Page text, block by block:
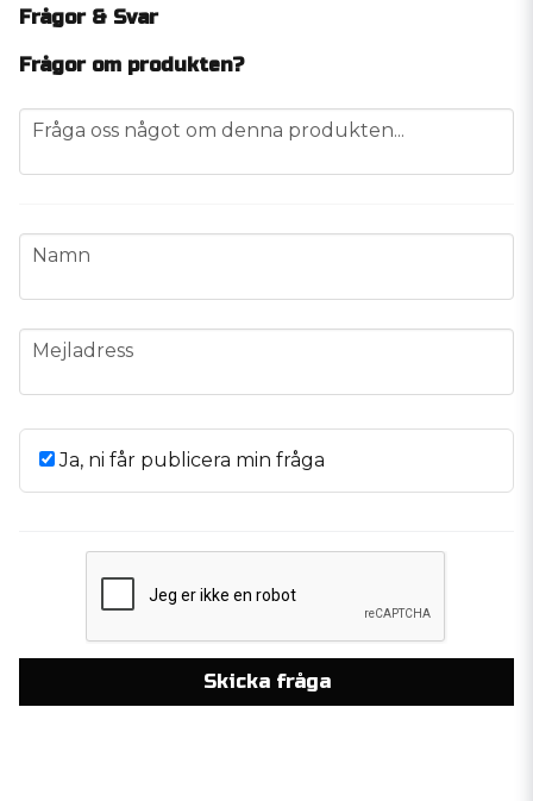
Frågor & Svar
Frågor om produkten?
question
Fråga oss något om denna produkten...
name
Namn
email
Mejladress
Ja, ni får publicera min fråga
Skicka fråga